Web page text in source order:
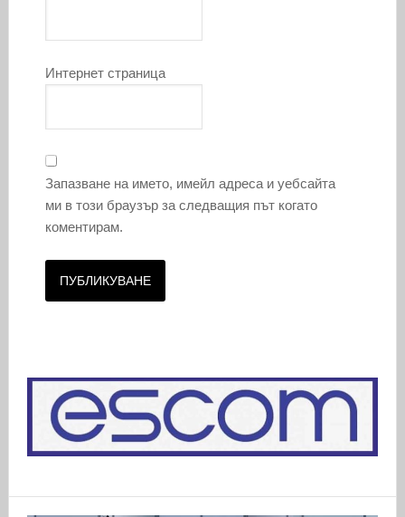
Интернет страница
Запазване на името, имейл адреса и уебсайта
ми в този браузър за следващия път когато
коментирам.